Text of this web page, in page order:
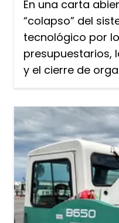
En una carta
“colapso” del
tecnológico por
presupuestarios,
y el cierre de